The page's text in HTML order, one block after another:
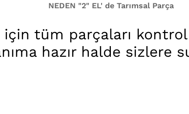
NEDEN "2" EL' de Tarımsal Parça
için tüm parçaları
hazır halde sizlere